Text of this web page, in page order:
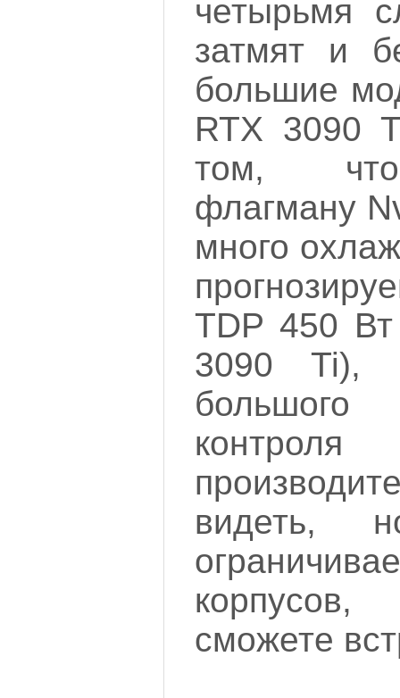
четырьмя
затмят и
большие
RTX 3090
том, что
флагману
много
TDP 450
3090 Ti),
контроля
видеть,
сможете